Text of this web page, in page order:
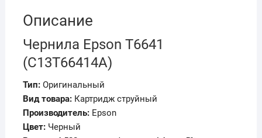
Описание
Чернила Epson T6641
(C13T66414A)
Тип: Оригинальный
Вид товара: Картридж струйный
Производитель: Epson
Цвет: Черный